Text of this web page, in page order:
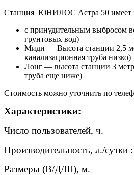
Станция ЮНИЛОС Астра 50 имеет
с принудительным выбросом
грунтовых вод)
Миди — Высота станции 2,5
канализационная труба низко)
Лонг — высота станции 3
труба еще ниже)
Стоимость можно уточнить по
Характеристики:
Число пользователей,
Производительность, л./
Размеры (В/Д/Ш), м.